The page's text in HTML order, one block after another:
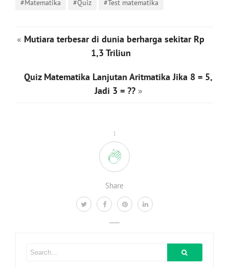
1
Share
#Matematika #Quiz #Test matematika
« Mutiara terbesar di dunia berharga sekitar Rp
1,3 Triliun
Quiz Matematika Lanjutan Aritmatika Jika 8 = 5,
Jadi 3 = ??»